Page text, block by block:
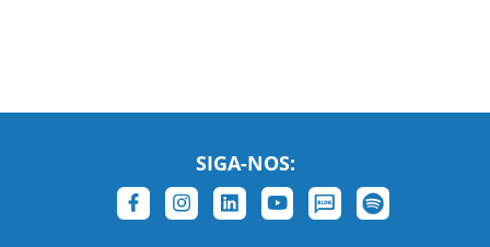
SIGA-NOS: